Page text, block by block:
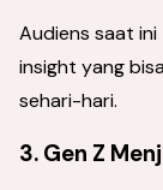
Audiens saat
insight yang
sehari-hari.
3. Gen Z